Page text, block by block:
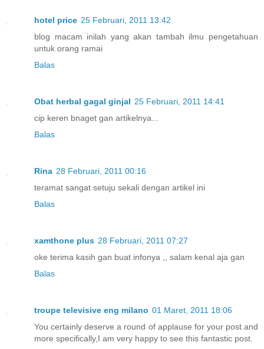
hotel price 25 Februari, 2011 13:42
blog macam inilah yang akan tambah ilmu pengetahuan
untuk orang ramai
Balas
Obat herbal gagal ginjal 25 Februari, 2011 14:41
cip keren bnaget gan artikelnya...
Balas
Rina 28 Februari, 2011 00:16
teramat sangat setuju sekali dengan artikel ini
Balas
xamthone plus 28 Februari, 2011 07:27
oke terima kasih gan buat infonya ,, salam kenal aja gan
Balas
troupe televisive eng milano 01 Maret, 2011 18:06
You certainly deserve a round of applause for your post and
more specifically,I am very happy to see this fantastic post.